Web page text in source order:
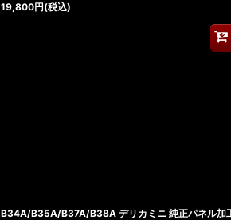
19,800円(税込)
B34A/B35A/B37A/B38A デリカミニ 純正パネル加